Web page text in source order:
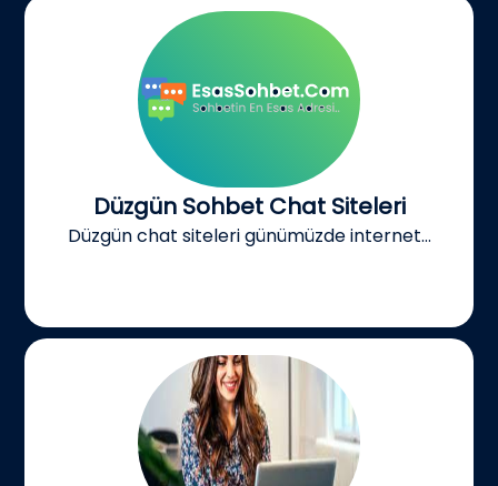
Düzgün Sohbet Chat Siteleri
Düzgün chat siteleri günümüzde internet...